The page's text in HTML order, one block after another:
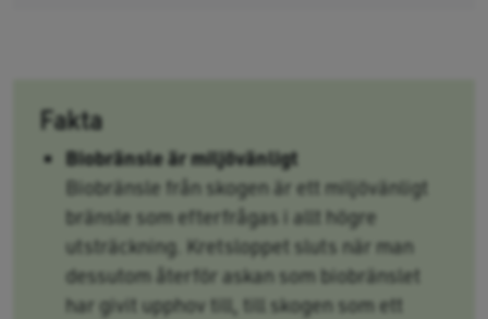
Fakta
Biobränsle är miljövänligt
Biobränsle från skogen är ett miljövänligt
bränsle som efterfrågas i allt högre
utsträckning. Kretsloppet sluts när man
dessutom återför askan som biobränslet
har givit upphov till, till skogen som ett